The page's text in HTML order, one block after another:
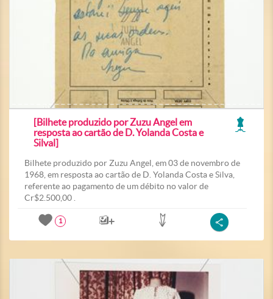
[Bilhete produzido por Zuzu Angel em
resposta ao cartão de D. Yolanda Costa e
Silval]
Bilhete produzido por Zuzu Angel, em 03 de novembro de
1968, em resposta ao cartão de D. Yolanda Costa e Silva,
referente ao pagamento de um débito no valor de
Cr$2.500,00 .
1